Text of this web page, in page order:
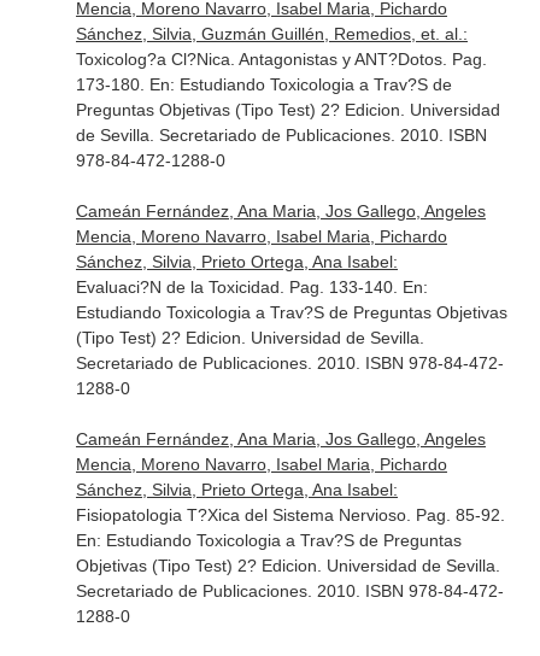
Mencia, Moreno Navarro, Isabel Maria, Pichardo
Sánchez, Silvia, Guzmán Guillén, Remedios, et. al.:
Toxicolog?a Cl?Nica. Antagonistas y ANT?Dotos. Pag.
173-180. En: Estudiando Toxicologia a Trav?S de
Preguntas Objetivas (Tipo Test) 2? Edicion . Universidad
de Sevilla. Secretariado de Publicaciones. 2010. ISBN
978-84-472-1288-0
Cameán Fernández, Ana Maria, Jos Gallego, Angeles
Mencia, Moreno Navarro, Isabel Maria, Pichardo
Sánchez, Silvia, Prieto Ortega, Ana Isabel:
Evaluaci?N de la Toxicidad. Pag. 133-140. En:
Estudiando Toxicologia a Trav?S de Preguntas Objetivas
(Tipo Test) 2? Edicion . Universidad de Sevilla.
Secretariado de Publicaciones. 2010. ISBN 978-84-472-
1288-0
Cameán Fernández, Ana Maria, Jos Gallego, Angeles
Mencia, Moreno Navarro, Isabel Maria, Pichardo
Sánchez, Silvia, Prieto Ortega, Ana Isabel:
Fisiopatologia T?Xica del Sistema Nervioso. Pag. 85-92.
En: Estudiando Toxicologia a Trav?S de Preguntas
Objetivas (Tipo Test) 2? Edicion . Universidad de Sevilla.
Secretariado de Publicaciones. 2010. ISBN 978-84-472-
1288-0